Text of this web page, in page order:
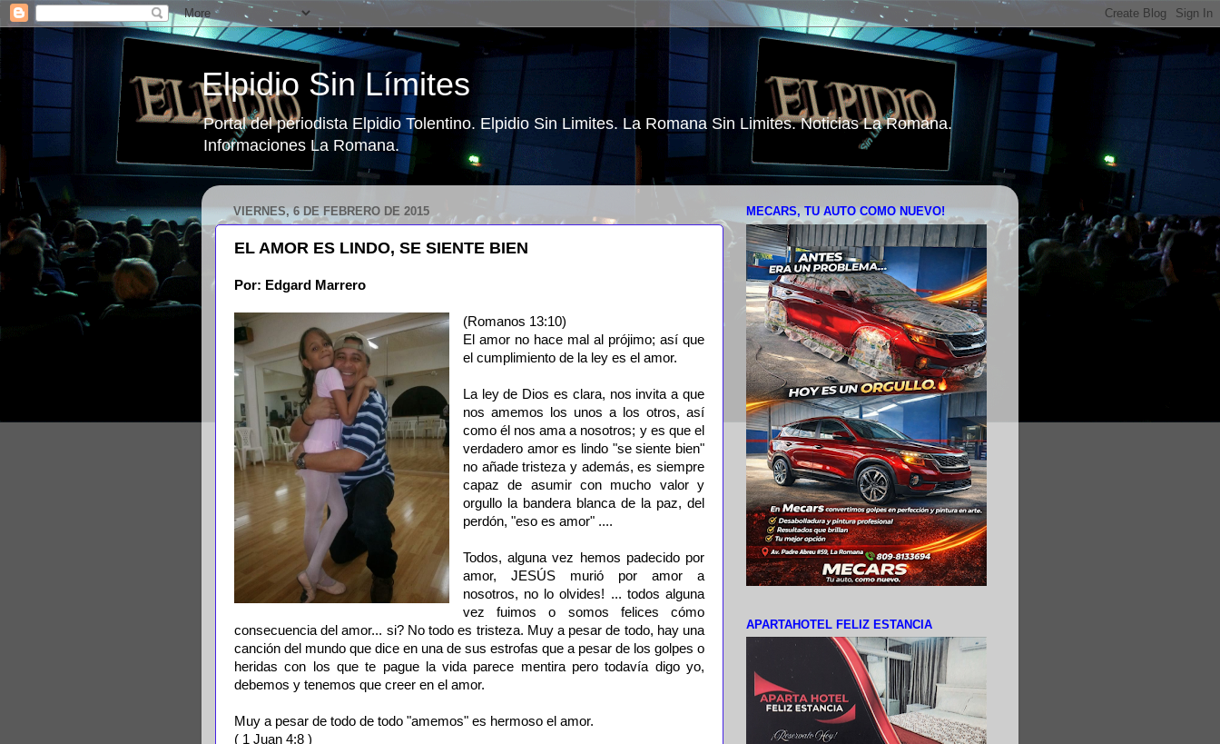
Elpidio Sin Límites
Portal del periodista Elpidio Tolentino. Elpidio Sin Limites. La Romana Sin Limites. Noticias La Romana.
Informaciones La Romana.
VIERNES, 6 DE FEBRERO DE 2015
EL AMOR ES LINDO, SE SIENTE BIEN
Por: Edgard Marrero
(Romanos 13:10)
El amor no hace mal al prójimo; así que
el cumplimiento de la ley es el amor.
La ley de Dios es clara, nos invita a que
nos amemos los unos a los otros, así
como él nos ama a nosotros; y es que el
verdadero amor es lindo "se siente bien"
no añade tristeza y además, es siempre
capaz de asumir con mucho valor y
orgullo la bandera blanca de la paz, del
perdón, "eso es amor" ....
Todos, alguna vez hemos padecido por
amor, JESÚS murió por amor a
nosotros, no lo olvides! ... todos alguna
vez fuimos o somos felices cómo
consecuencia del amor... si? No todo es tristeza. Muy a pesar de todo, hay una
canción del mundo que dice en una de sus estrofas que a pesar de los golpes o
heridas con los que te pague la vida parece mentira pero todavía digo yo,
debemos y tenemos que creer en el amor.
Muy a pesar de todo de todo "amemos" es hermoso el amor.
( 1 Juan 4:8 )
MECARS, TU AUTO COMO NUEVO!
APARTAHOTEL FELIZ ESTANCIA